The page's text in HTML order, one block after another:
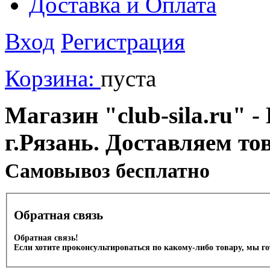
Вход Регистрация
Корзина: пуста
Магазин "club-sila.ru" -
г.Рязань. Доставляем
Cамовывоз бесплатно
Обратная связь
Обратная связь!
Если хотите проконсультироваться по какому-либо товару, мы